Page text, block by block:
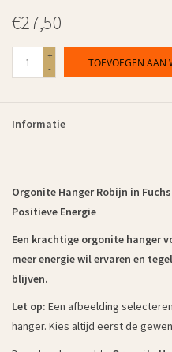
€27,50
+
-
TOEVOEGEN AAN
Informatie
Orgonite Hanger Robijn in
Positieve Energie
Een krachtige orgonite hanger
meer energie wil ervaren en
blijven.
Let op: Een afbeelding
hanger. Kies altijd eerst de